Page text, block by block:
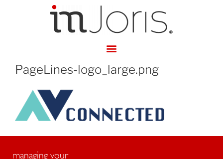
PageLines-logo_large.png
managing your